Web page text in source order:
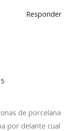
Responder
de porcelana
por delante cual